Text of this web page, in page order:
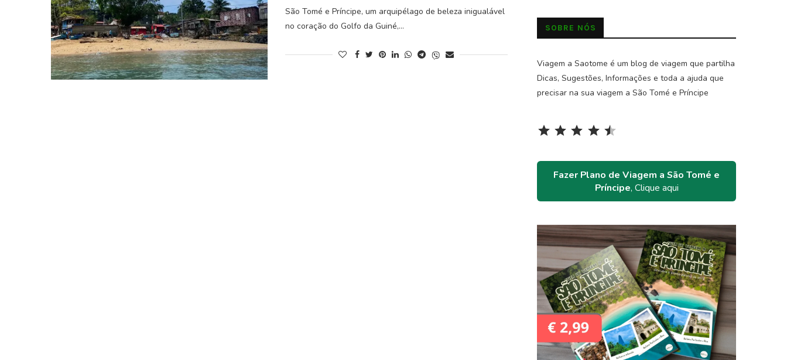
São Tomé e Príncipe, um arquipélago de beleza inigualável
no coração do Golfo da Guiné,…
SOBRE NÓS
Viagem a Saotome é um blog de viagem que partilha
Dicas, Sugestões, Informações e toda a ajuda que
precisar na sua viagem a São Tomé e Príncipe
⭐⭐⭐ ⭐⭐
Fazer Plano de Viagem a São Tomé e
Príncipe, Clique aqui